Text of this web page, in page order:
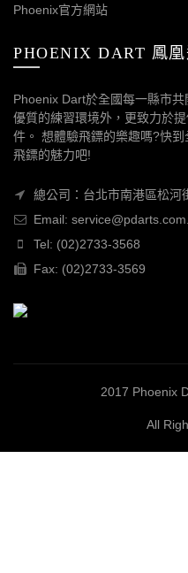
Phoenix官方網站
PHOENIX DART 鳳凰
Phoenix Dart於全國每一縣市
優質的練習環境外，更致力於
件。 想體驗飛鏢的樂趣嗎?快
飛鏢的魅力吧!
總公司：台北市南港區松河
Email:
Tel: (02)2733-3568
Fax: (02)2733-3569
2017 Phoenix
All